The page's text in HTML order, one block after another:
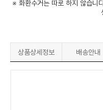
※ 화환수거는 따로 하지 않습니
상품상세정보 배송안내